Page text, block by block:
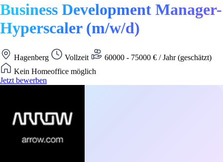
Business Development Manager-
Hyperscaler (m/w/d)
Hagenberg Vollzeit
60000 - 75000 € / Jahr (geschätzt)
Kein Homeoffice möglich
Jetzt bewerben